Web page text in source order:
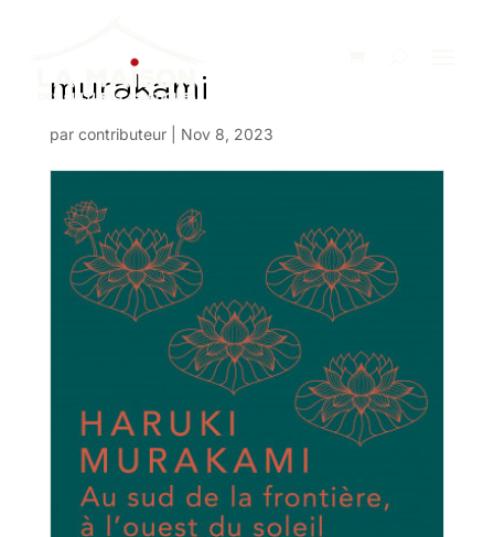
murakami
par contributeur| Nov 8, 2023